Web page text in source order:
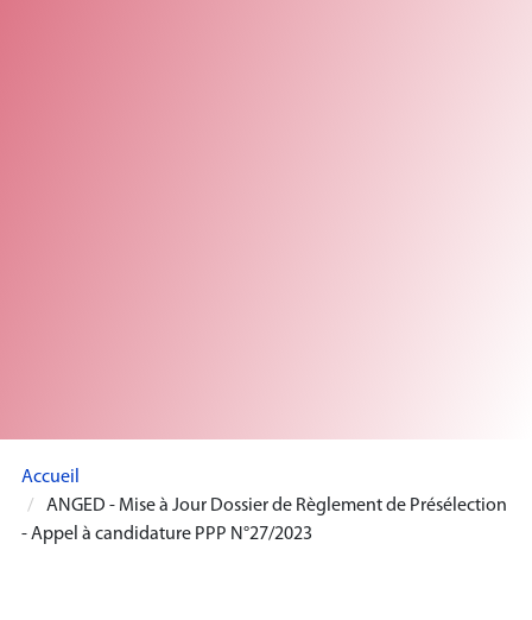
Accueil
ANGED - Mise à Jour Dossier de Règlement de Présélection
- Appel à candidature PPP N°27/2023